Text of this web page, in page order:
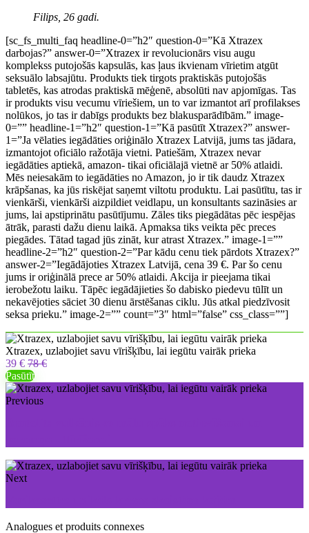
Filips, 26 gadi.
[sc_fs_multi_faq headline-0=”h2″ question-0=”Kā Xtrazex
darbojas?” answer-0=”Xtrazex ir revolucionārs visu augu
komplekss putojošās kapsulās, kas ļaus ikvienam vīrietim atgūt
seksuālo labsajūtu. Produkts tiek tirgots praktiskās putojošās
tabletēs, kas atrodas praktiskā mēģenē, absolūti nav apjomīgas. Tas
ir produkts visu vecumu vīriešiem, un to var izmantot arī profilakses
nolūkos, jo tas ir dabīgs produkts bez blakusparādībām.” image-
0=”” headline-1=”h2″ question-1=”Kā pasūtīt Xtrazex?” answer-
1=”Ja vēlaties iegādāties oriģinālo Xtrazex Latvijā, jums tas jādara,
izmantojot oficiālo ražotāja vietni. Patiešām, Xtrazex nevar
iegādāties aptiekā, amazon- tikai oficiālajā vietnē ar 50% atlaidi.
Mēs neiesakām to iegādāties no Amazon, jo ir tik daudz Xtrazex
krāpšanas, ka jūs riskējat saņemt viltotu produktu. Lai pasūtītu, tas ir
vienkārši, vienkārši aizpildiet veidlapu, un konsultants sazināsies ar
jums, lai apstiprinātu pasūtījumu. Zāles tiks piegādātas pēc iespējas
ātrāk, parasti dažu dienu laikā. Apmaksa tiks veikta pēc preces
piegādes. Tātad tagad jūs zināt, kur atrast Xtrazex.” image-1=””
headline-2=”h2″ question-2=”Par kādu cenu tiek pārdots Xtrazex?”
answer-2=”Iegādājoties Xtrazex Latvijā, cena 39 €. Par šo cenu
jums ir oriģinālā prece ar 50% atlaidi. Akcija ir pieejama tikai
ierobežotu laiku. Tāpēc iegādājieties šo dabisko piedevu tūlīt un
nekavējoties sāciet 30 dienu ārstēšanas ciklu. Jūs atkal piedzīvosit
seksa prieku.” image-2=”” count=”3″ html=”false” css_class=””]
Xtrazex, uzlabojiet savu vīrišķību, lai iegūtu vairāk prieka
39 € 78 €
Pasūtīt
Previous
Next
Analogues et produits connexes